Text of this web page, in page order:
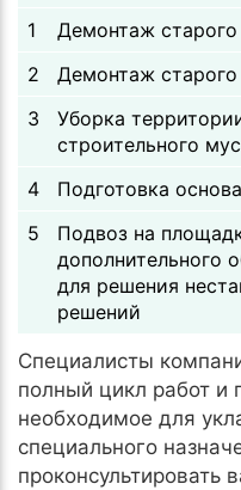
1 Демонтаж
2
Демонтаж старого
3
Уборка
строительного
4 Подготовка
5
Подвоз на
дополнительного
для решения
решений
Специалисты
полный цикл работ и
необходимое для
специального